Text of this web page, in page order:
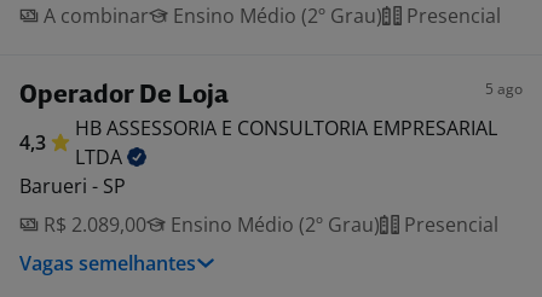
A combinar
Ensino Médio (2º Grau) Presencial
Operador De Loja 5 ago
4,3
HB ASSESSORIA E CONSULTORIA EMPRESARIAL
LTDA
Barueri - SP
R$ 2.089,00
Ensino Médio (2º Grau)
Presencial
Vagas semelhantes